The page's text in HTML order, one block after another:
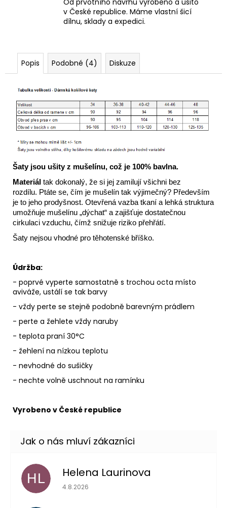
Od prvotního návrhu vyrobeno a ušito
v České republice. Máme vlastní šicí
dílnu, sklady a expedici.
Popis Podobné (4) Diskuze
Šaty jsou ušity z mušelínu, což je 100% bavlna.
Materiál tak dokonalý, že si jej zamilují všichni bez
rozdílu. Ptáte se, čím je mušelín tak výjimečný? Především
je to jeho prodyšnost. Otevřená vazba tkaní a lehká struktura
umožňuje mušelínu „dýchat“ a zajišťuje dostatečnou
cirkulaci vzduchu, čímž snižuje riziko přehřátí.
Šaty nejsou vhodné pro těhotenské bříško.
Údržba:
- poprvé vyperte samostatně s trochou octa místo
aviváže, ustálí se tak barvy
- vždy perte se stejně podobně barevným prádlem
- perte a žehlete vždy naruby
- teplota praní 30°C
- žehlení na nízkou teplotu
- nevhodné do sušičky
- nechte volně uschnout na ramínku
Vyrobeno v České republice
HL Helena Laurinova
Hodnocení obchodu je 5 z 5 hvězdiček.
4.8.2026